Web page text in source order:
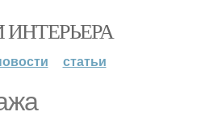
статьи